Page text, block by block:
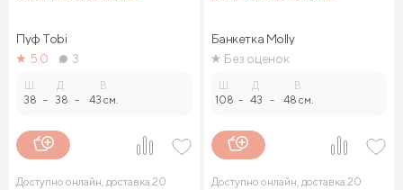
Пуф Tobi
5.0
3
38 -
Д.
38 -
В.
43 см.
Доступно онлайн, доставка 20
Банкетка Molly
Без оценок
108 -
Д.
43 -
В.
48 см.
Доступно онлайн, доставка 20